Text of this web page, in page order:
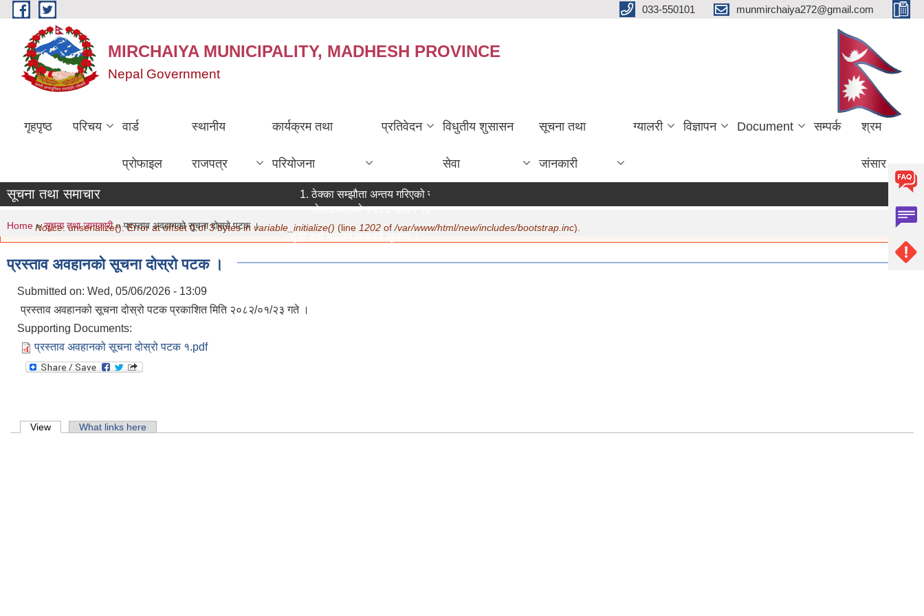
Skip to main content 033-550101 munmirchaiya272@gmail.com
MIRCHAIYA MUNICIPALITY, MADHESH PROVINCE
Nepal Government
गृहपृष्ठ परिचय वार्ड
प्रोफाइल
स्थानीय
राजपत्र
कार्यक्रम तथा
परियोजना
प्रतिवेदन विधुतीय शुसासन
सेवा
सूचना तथा
जानकारी
ग्यालरी विज्ञापन Document सम्पर्क श्रम
संसार
सूचना तथा समाचार
ठेक्का सम्झौता अन्तय गरिएको सम्बन्धी सूचना ।
गोरखापत्रको २०८३ साउन १२ गते मा सूचना प्रकाशन ।
सूची दर्ता गराउने सम्बन्धी सूचना ।
सामाजिक सुरक्षा भत्ता परिचय पत्र नवीकरण सम्बन्धी अत्यन्त जरुरी सूचना ।
Error message
Notice: unserialize(): Error at offset 0 of 3 bytes in variable_initialize() (line 1202 of/var/www/html/new/includes/bootstrap.inc).
You are here
Home »सूचना तथा जानकारी» प्रस्ताव अवहानको सूचना दोस्रो पटक ।
प्रस्ताव अवहानको सूचना दोस्रो पटक ।
Submitted on: Wed, 05/06/2026 - 13:09
प्रस्ताव अवहानको सूचना दोस्रो पटक प्रकाशित मिति २०८२/०१/२३ गते ।
Supporting Documents:
प्रस्ताव अवहानको सूचना दोस्रो पटक १.pdf
Primary tabs
View (active tab)What links here